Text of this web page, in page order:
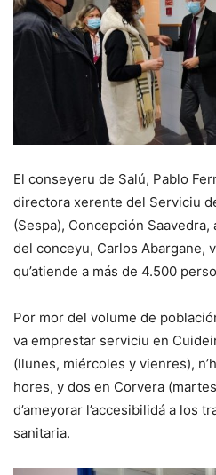
El conseyeru de Salú, Pablo
directora xerente del Serviciu
(Sespa), Concepción
del conceyu, Carlos Abargane,
qu’atiende a más de 4.500
Por mor del volume de
va emprestar serviciu en
(llunes, miércoles y vienres),
hores, y dos en Corvera
d’ameyorar l’accesibilidá a los
sanitaria.